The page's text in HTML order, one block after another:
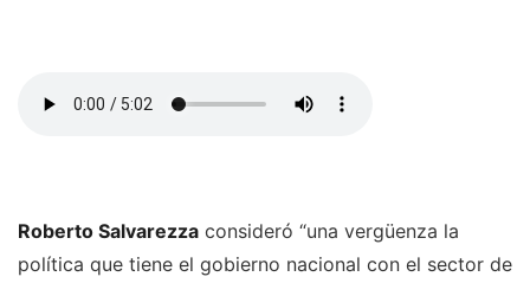
Roberto Salvarezza consideró “una vergüenza la
política que tiene el gobierno nacional con el sector de